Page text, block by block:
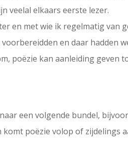
veelal elkaars eerste lezer.
en met wie ik regelmatig van
en daar hadden
poëzie kan aanleiding geven
een volgende bundel,
poëzie volop of zijdelings